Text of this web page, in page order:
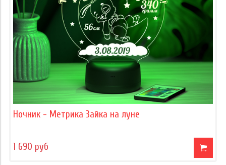
Ночник - Метрика Зайка на луне
1 690 руб